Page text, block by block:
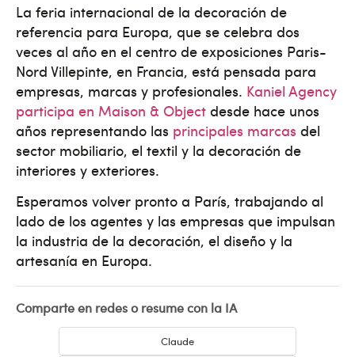
La feria internacional de la decoración de
referencia para Europa, que se celebra dos
veces al año en el centro de exposiciones Paris-
Nord Villepinte, en Francia, está pensada para
empresas, marcas y profesionales. Kaniel Agency
participa en Maison & Object desde hace unos
años representando las principales marcas del
sector mobiliario, el textil y la decoración de
interiores y exteriores.
Esperamos volver pronto a París, trabajando al
lado de los agentes y las empresas que impulsan
la industria de la decoración, el diseño y la
artesanía en Europa.
Comparte en redes o resume con la IA
Claude